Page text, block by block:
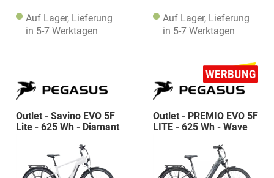
Auf Lager, Lieferung
in 5-7 Werktagen
Auf Lager, Lieferung
in 5-7 Werktagen
Outlet - Savino EVO 5F
Lite - 625 Wh - Diamant
Outlet - PREMIO EVO 5F
LITE - 625 Wh - Wave